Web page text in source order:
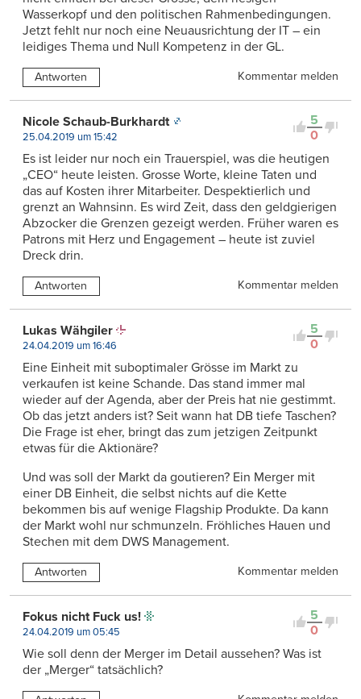
Wasserkopf und den politischen Rahmenbedingungen.
Jetzt fehlt nur noch eine Neuausrichtung der IT – ein
leidiges Thema und Null Kompetenz in der GL.
Antworten Kommentar melden
5
0
Nicole Schaub-Burkhardt
25.04.2019 um 15:42
Es ist leider nur noch ein Trauerspiel, was die heutigen
„CEO“ heute leisten. Grosse Worte, kleine Taten und
das auf Kosten ihrer Mitarbeiter. Despektierlich und
grenzt an Wahnsinn. Es wird Zeit, dass den geldgierigen
Abzocker die Grenzen gezeigt werden. Früher waren es
Patrons mit Herz und Engagement – heute ist zuviel
Dreck drin.
Antworten Kommentar melden
5
0
Lukas Wähgiler
24.04.2019 um 16:46
Eine Einheit mit suboptimaler Grösse im Markt zu
verkaufen ist keine Schande. Das stand immer mal
wieder auf der Agenda, aber der Preis hat nie gestimmt.
Ob das jetzt anders ist? Seit wann hat DB tiefe Taschen?
Die Frage ist eher, bringt das zum jetzigen Zeitpunkt
etwas für die Aktionäre?
Und was soll der Markt da goutieren? Ein Merger mit
einer DB Einheit, die selbst nichts auf die Kette
bekommen bis auf wenige Flagship Produkte. Da kann
der Markt wohl nur schmunzeln. Fröhliches Hauen und
Stechen mit dem DWS Management.
Antworten Kommentar melden
5
0
Fokus nicht Fuck us!
24.04.2019 um 05:45
Wie soll denn der Merger im Detail aussehen? Was ist
der „Merger“ tatsächlich?